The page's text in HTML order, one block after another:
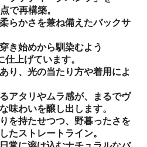
で再構築。
らかさを兼ね備えたバックサ
き始めから馴染むよう
仕上げています。
り、光の当たり方や着用によ
アタリやムラ感が、まるでヴ
味わいを醸し出します。
を持たせつつ、野暮ったさを
たストレートライン。